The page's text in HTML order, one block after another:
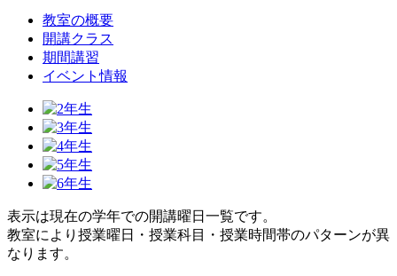
教室の概要
開講クラス
期間講習
イベント情報
表示は現在の学年での開講曜日一覧です。
教室により授業曜日・授業科目・授業時間帯のパターンが異
なります。